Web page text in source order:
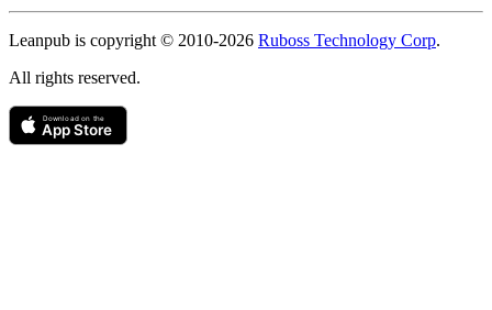
Leanpub is copyright © 2010-2026 Ruboss Technology Corp.
All rights reserved.